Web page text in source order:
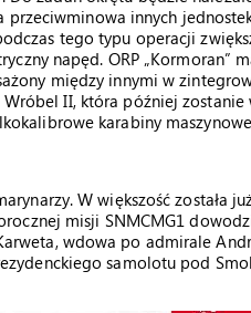
przeciwminowa innych
tego typu operacji
napęd. ORP „Kormoran”
między innymi w
II, która później zostanie
karabiny
W większość została
misji SNMCMG1
wdowa po admirale
samolotu pod